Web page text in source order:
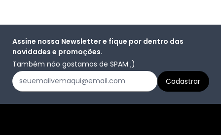
Assine nossa Newsletter e fique por dentro das
novidades e promoções.
Também não gostamos de SPAM ;)